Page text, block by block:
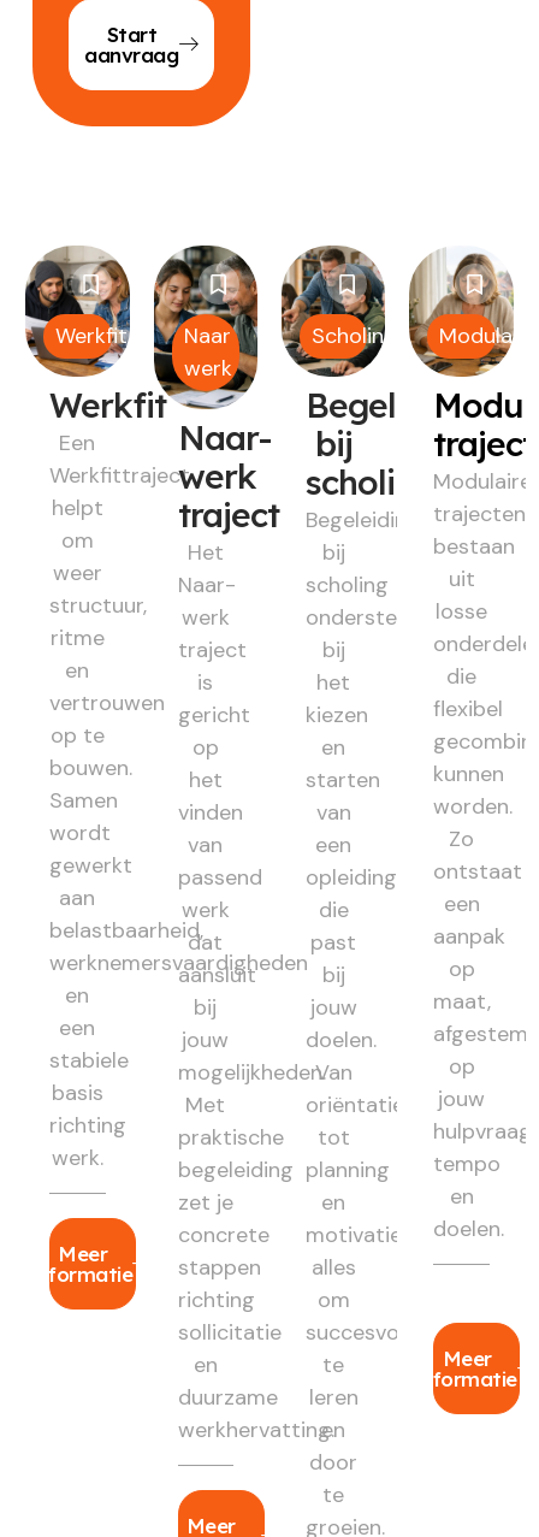
Start
aanvraag
Werkfit
Werkfit
Een
Werkfittraject
helpt
om
weer
structuur,
ritme
en
vertrouwen
op te
bouwen.
Samen
wordt
gewerkt
aan
belastbaarheid,
werknemersvaardigheden
en
een
stabiele
basis
richting
werk.
Meer
informatie
Naar
werk
Naar-
werk
traject
Het
Naar-
werk
traject
is
gericht
op
het
vinden
van
passend
werk
dat
aansluit
bij
jouw
mogelijkheden.
Met
praktische
begeleiding
zet je
concrete
stappen
richting
sollicitatie
en
duurzame
werkhervatting.
Meer
Scholing
Begeleiding
bij
scholing
Begeleiding
bij
scholing
ondersteunt
bij
het
kiezen
en
starten
van
een
opleiding
die
past
bij
jouw
doelen.
Van
oriëntatie
tot
planning
en
motivatie:
alles
om
succesvol
te
leren
en
door
te
groeien.
Modulair
Modulaire
trajecten
bestaan
uit
losse
die
flexibel
kunnen
worden.
Zo
ontstaat
een
aanpak
op
maat,
op
jouw
hulpvraag,
tempo
en
doelen.
Meer
informatie